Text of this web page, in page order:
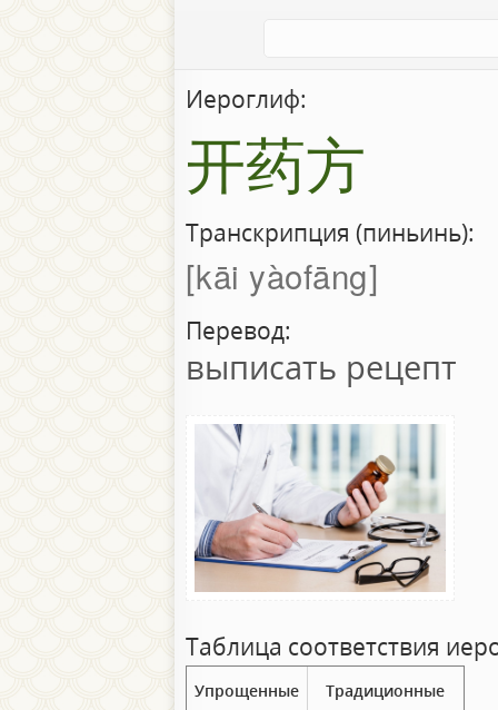
Иероглиф:
开药方
Транскрипция (пиньинь):
kāi yàofāng
Перевод:
выписать рецепт
Таблица соответствия
Упрощенные Традиционные